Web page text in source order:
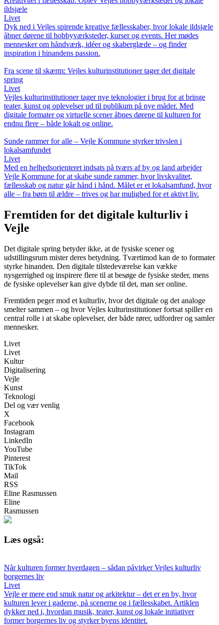
ildsjæle
Livet
Dyk ned i Vejles spirende kreative fællesskaber, hvor lokale ildsjæle
åbner dørene til hobbyværksteder, kurser og events. Her mødes
mennesker om håndværk, idéer og skaberglæde – og finder
inspiration i hinandens passion.
Fra scene til skærm: Vejles kulturinstitutioner tager det digitale
spring
Livet
Vejles kulturinstitutioner tager nye teknologier i brug for at bringe
teater, kunst og oplevelser ud til publikum på nye måder. Med
digitale formater og virtuelle scener åbnes dørene til kulturen for
endnu flere – både lokalt og online.
Sunde rammer for alle – Vejle Kommune styrker trivslen i
lokalsamfundet
Livet
Med en helhedsorienteret indsats på tværs af by og land arbejder
Vejle Kommune for at skabe sunde rammer, hvor livskvalitet,
fællesskab og natur går hånd i hånd. Målet er et lokalsamfund, hvor
alle – fra børn til ældre – trives og har mulighed for et aktivt liv.
Fremtiden for det digitale kulturliv i
Vejle
Det digitale spring betyder ikke, at de fysiske scener og
udstillingsrum mister deres betydning. Tværtimod kan de to formater
styrke hinanden. Den digitale tilstedeværelse kan vække
nysgerrighed og inspirere flere til at besøge de fysiske steder, mens
de fysiske oplevelser kan give dybde til det, man ser online.
Fremtiden peger mod et kulturliv, hvor det digitale og det analoge
smelter sammen – og hvor Vejles kulturinstitutioner fortsat spiller en
central rolle i at skabe oplevelser, der både rører, udfordrer og samler
mennesker.
Livet
Livet
Kultur
Digitalisering
Vejle
Kunst
Teknologi
Del og vær venlig
X
Facebook
Instagram
LinkedIn
YouTube
Pinterest
TikTok
Mail
RSS
Eline Rasmussen
Eline
Rasmussen
Læs også:
Når kulturen former hverdagen – sådan påvirker Vejles kulturliv
borgernes liv
Livet
Vejle er mere end smuk natur og arkitektur – det er en by, hvor
kulturen lever i gaderne, på scenerne og i fællesskabet. Artiklen
dykker ned i, hvordan musik, teater, kunst og lokale initiativer
former borgernes liv og styrker byens identitet.